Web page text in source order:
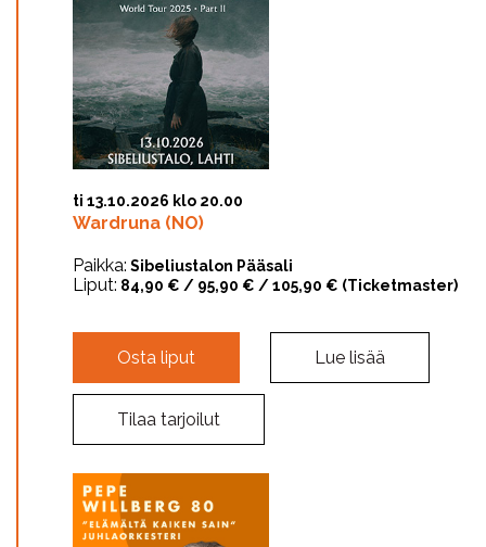
ti 13.10.2026 klo 20.00
Wardruna (NO)
Paikka: Sibeliustalon Pääsali
Liput: 84,90 € / 95,90 € / 105,90 € (Ticketmaster)
Osta liput Lue lisää
Tilaa tarjoilut